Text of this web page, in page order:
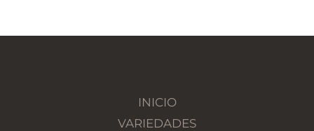
INICIO
VARIEDADES